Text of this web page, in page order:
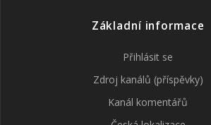
Základní informace
Přihlásit se
Zdroj kanálů (příspěvky)
Kanál komentářů